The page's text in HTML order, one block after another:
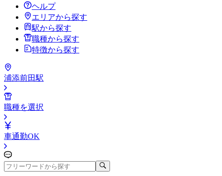
ヘルプ
エリアから探す
駅から探す
職種から探す
特徴から探す
浦添前田駅
職種を選択
車通勤OK